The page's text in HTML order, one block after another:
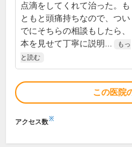
点滴をしてくれて治った。も
ともと頭痛持ちなので、つい
でにそちらの相談もしたら、
本を見せて丁寧に説明...
もっ
と読む
この医院
アクセス数※